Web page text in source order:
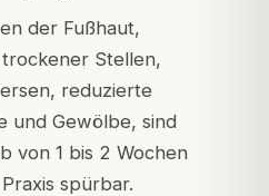
der Fußhaut,
Stellen,
reduzierte
und Gewölbe, sind
von 1 bis 2 Wochen
spürbar.